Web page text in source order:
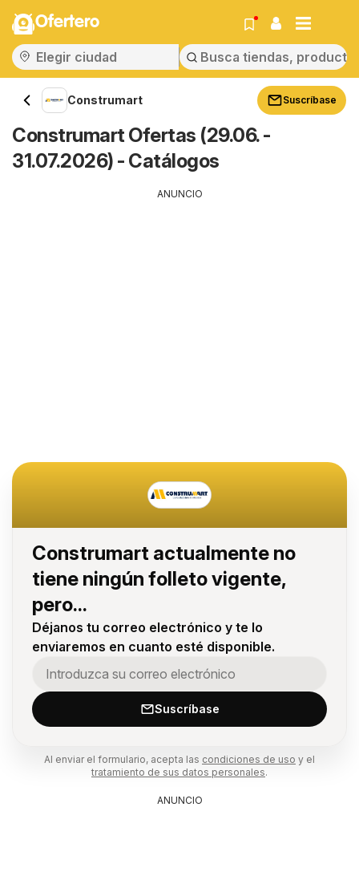
Ofertero
Construmart Suscríbase
Construmart Ofertas (29.06. -
31.07.2026) - Catálogos
ANUNCIO
Construmart actualmente no
tiene ningún folleto vigente,
pero...
Déjanos tu correo electrónico y te lo
enviaremos en cuanto esté disponible.
Suscríbase
Al enviar el formulario, acepta las condiciones de uso y el
tratamiento de sus datos personales.
ANUNCIO